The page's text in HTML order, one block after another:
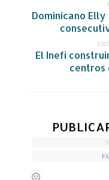
Dominicano
El Inefi
centros